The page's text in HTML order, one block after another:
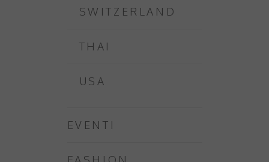
SWITZERLAND
THAI
USA
EVENTI